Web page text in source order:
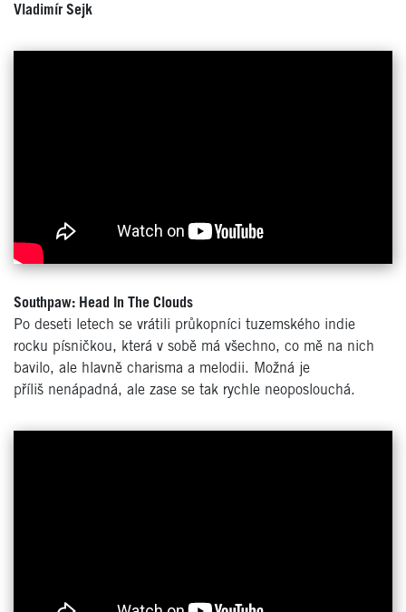
Vladimír Sejk
Southpaw: Head In The Clouds
Po deseti letech se vrátili průkopníci tuzemského indie
rocku písničkou, která v sobě má všechno, co mě na nich
bavilo, ale hlavně charisma a melodii. Možná je
příliš nenápadná, ale zase se tak rychle neoposlouchá.